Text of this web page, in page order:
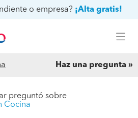
o empresa? ¡Alta gratis!
Haz una pregunta
preguntó sobre
Cocina